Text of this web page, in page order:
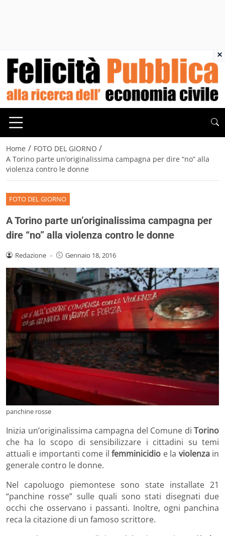
Home / FOTO DEL GIORNO /
A Torino parte un’originalissima campagna per dire “no” alla
violenza contro le donne
FOTO DEL GIORNO
A Torino parte un’originalissima campagna per
dire “no” alla violenza contro le donne
Redazione - Gennaio 18, 2016
panchine rosse
Inizia un’originalissima campagna del Comune di Torino
che ha lo scopo di sensibilizzare i cittadini su temi
attuali e importanti come ilfemminicidio e la violenzain
generale contro le donne.
Nel capoluogo piemontese sono state installate 21
“panchine rosse” sulle quali sono stati disegnati due
occhi che osservano i passanti. Inoltre, ogni panchina
reca la citazione di un famoso scrittore.
×